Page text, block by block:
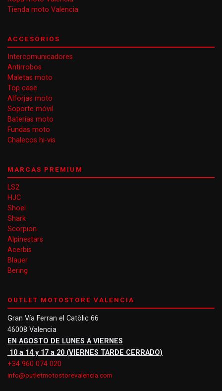
Tienda moto Valencia
ACCESORIOS
Intercomunicadores
Antirrobos
Maletas moto
Top case
Alforjas moto
Soporte móvil
Baterías moto
Fundas moto
Chalecos hi-vis
MARCAS PREMIUM
LS2
HJC
Shoei
Shark
Scorpion
Alpinestars
Acerbis
Blauer
Bering
OUTLET MOTOSTORE VALENCIA
Gran Vía Ferran el Catòlic 66
46008 Valencia
EN AGOSTO DE LUNES A VIERNES
10 a 14 y 17 a 20 (VIERNES TARDE CERRADO)
+34 960 074 020
info@outletmotostorevalencia.com